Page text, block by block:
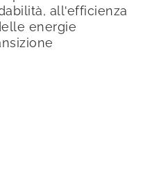
all'efficienza
energie